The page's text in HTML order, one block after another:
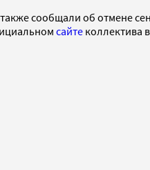
сообщали об отмене
сайте коллектива